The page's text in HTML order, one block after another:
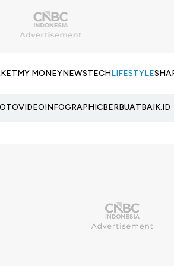
MY MONEYNEWSTECHLIFESTYLE
VIDEOINFOGRAPHICBERBUATBAIK.ID